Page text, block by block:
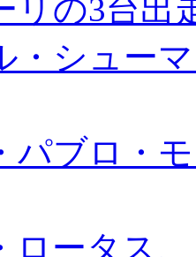
リの3台出
・シュー
パブロ・
ロータス